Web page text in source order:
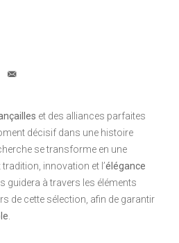
et des alliances parfaites
décisif dans une histoire
se transforme en une
innovation et l’élégance
guidera à travers les éléments
de cette sélection, afin de garantir